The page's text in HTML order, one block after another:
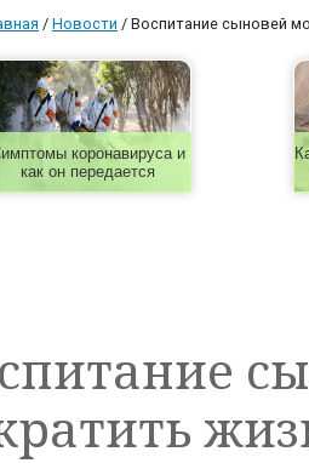
/ Новости / Воспитание сыновей
коронавируса и
как он передается